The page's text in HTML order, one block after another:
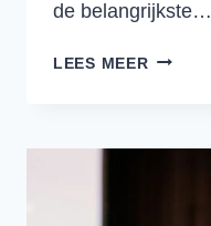
de belangrijkste…
LEES MEERDE